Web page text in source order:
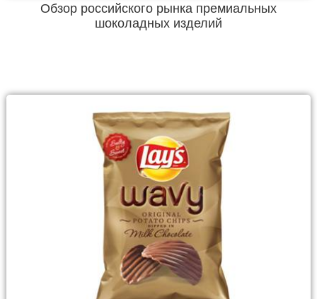
Обзор российского рынка премиальных
шоколадных изделий